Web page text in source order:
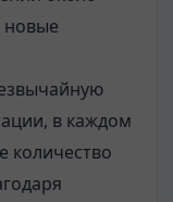
новые
в каждом
количество